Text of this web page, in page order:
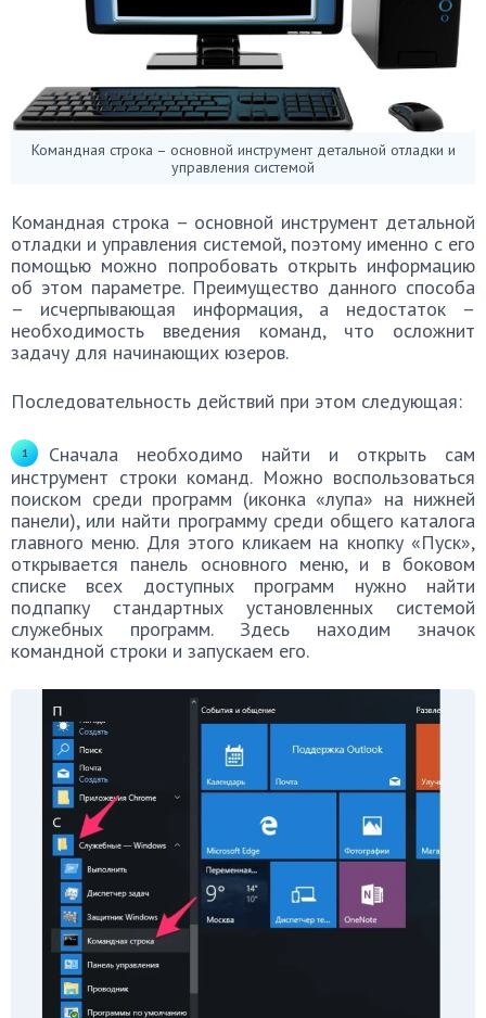
Командная строка – основной инструмент детальной отладки и
управления системой
Командная строка – основной инструмент детальной
отладки и управления системой, поэтому именно с его
помощью можно попробовать открыть информацию
об этом параметре. Преимущество данного способа
– исчерпывающая информация, а недостаток –
необходимость введения команд, что осложнит
задачу для начинающих юзеров.
Последовательность действий при этом следующая:
Сначала необходимо найти и открыть сам
инструмент строки команд. Можно воспользоваться
поиском среди программ (иконка «лупа» на нижней
панели), или найти программу среди общего каталога
главного меню. Для этого кликаем на кнопку «Пуск»,
открывается панель основного меню, и в боковом
списке всех доступных программ нужно найти
подпапку стандартных установленных системой
служебных программ. Здесь находим значок
командной строки и запускаем его.